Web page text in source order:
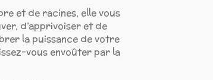
et de racines, elle vous
d’apprivoiser et de
la puissance de votre
vous envoûter par la